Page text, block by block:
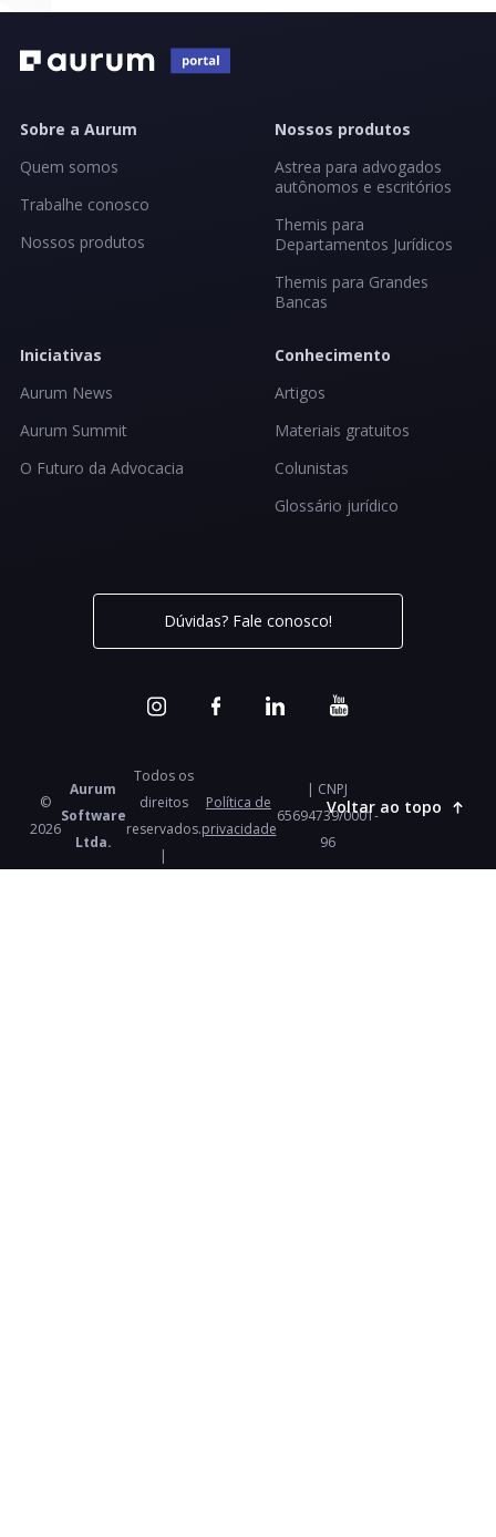
Sobre a Aurum
Quem somos
Trabalhe conosco
Nossos produtos
Nossos produtos
Astrea para advogados
autônomos e escritórios
Themis para
Departamentos Jurídicos
Themis para Grandes
Bancas
Iniciativas
Aurum News
Aurum Summit
O Futuro da Advocacia
Conhecimento
Artigos
Materiais gratuitos
Colunistas
Glossário jurídico
Dúvidas? Fale conosco!
©
2026
Aurum
Software
Ltda.
Todos os
direitos
reservados.
|
Política de
privacidade
| CNPJ
65694739/0001-
96
Voltar ao topo